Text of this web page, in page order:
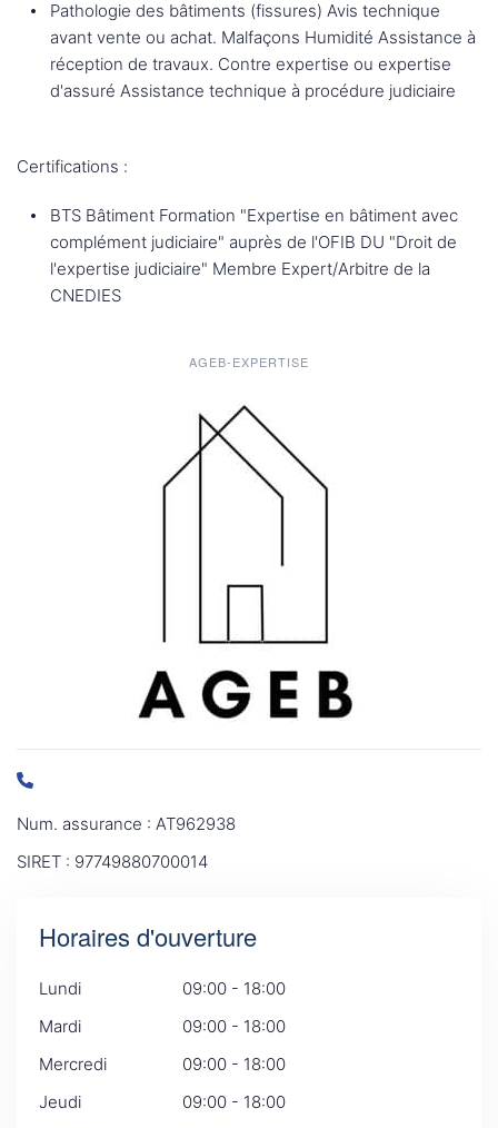
Pathologie des bâtiments (fissures) Avis technique
avant vente ou achat. Malfaçons Humidité Assistance à
réception de travaux. Contre expertise ou expertise
d'assuré Assistance technique à procédure judiciaire
Certifications :
BTS Bâtiment Formation "Expertise en bâtiment avec
complément judiciaire" auprès de l'OFIB DU "Droit de
l'expertise judiciaire" Membre Expert/Arbitre de la
CNEDIES
AGEB-EXPERTISE
Num. assurance : AT962938
SIRET : 97749880700014
Horaires d'ouverture
Lundi
09:00 - 18:00
Mardi
09:00 - 18:00
Mercredi
09:00 - 18:00
Jeudi
09:00 - 18:00